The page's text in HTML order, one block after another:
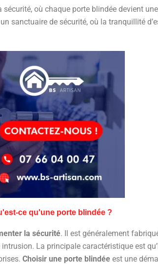
où chaque porte blindée devient
sanctuaire de sécurité, où la tranquillité
ce qu'une porte blindée ?
la sécurité. Il est généralement
La principale caractéristique est
Choisir une porte blindée est une